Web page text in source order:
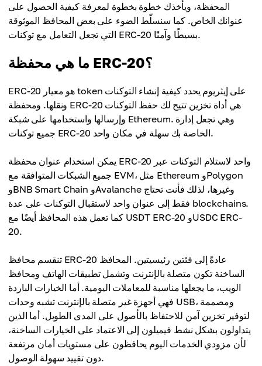
المحفظة، ويأخذك خطوة بخطوة لمعرفة كيفية الحصول على
عنوانك الخاص. كما سنسلّط الضوء على بعض المحافظ الموثوقة
التي تجعل التعامل مع توكنات ERC-20 بسيطًا وآمنًا.
ما هي محفظة ERC-20؟
ERC-20 هو معيار token على إيثريوم يحدد كيفية إنشاء التوكنات
ونقلها. ومحفظة ERC-20 هي أداة تخزين تتيح لك حفظ التوكنات
وإرسالها واستخدامها على شبكة Ethereum. وهي تجعل إدارة
جميع توكنات ERC-20 الخاصة بك سهلة في مكان واحد.
يمكن استخدام عنوان محفظة ERC-20 واحد لاستلام التوكنات عبر
جميع الشبكات المتوافقة مع EVM، مثل Ethereum وPolygon
وBNB Smart Chain وAvalanche وغيرها، لذلك فأنت تحتاج
فقط إلى عنوان واحد لاستقبال التوكنات على عدة blockchains.
كما تعمل هذه المحافظ أيضًا مع USDT ERC-20 وUSDC ERC-
20.
تنقسم محافظ ERC-20 عادةً إلى فئتين رئيسيتين. المحافظ
الساخنة تكون متصلة بالإنترنت وتشمل تطبيقات الهاتف ومحافظ
الويب، ما يجعلها مناسبة للمعاملات اليومية. أما الخيارات الباردة
فهي أجهزة غير متصلة بالإنترنت تشبه وحدات USB، ومصممة
لتوفير تخزين آمن للاحتفاظ بالأصول على المدى الطويل. أما الذين
يتداولون بشكل نشط فيميلون إلى الاعتماد على الخيارات الساخنة،
لأن مزودي الخدمات اليوم يحافظون على مستويات أمان مرتفعة
دون تقييد سهولة الوصول.